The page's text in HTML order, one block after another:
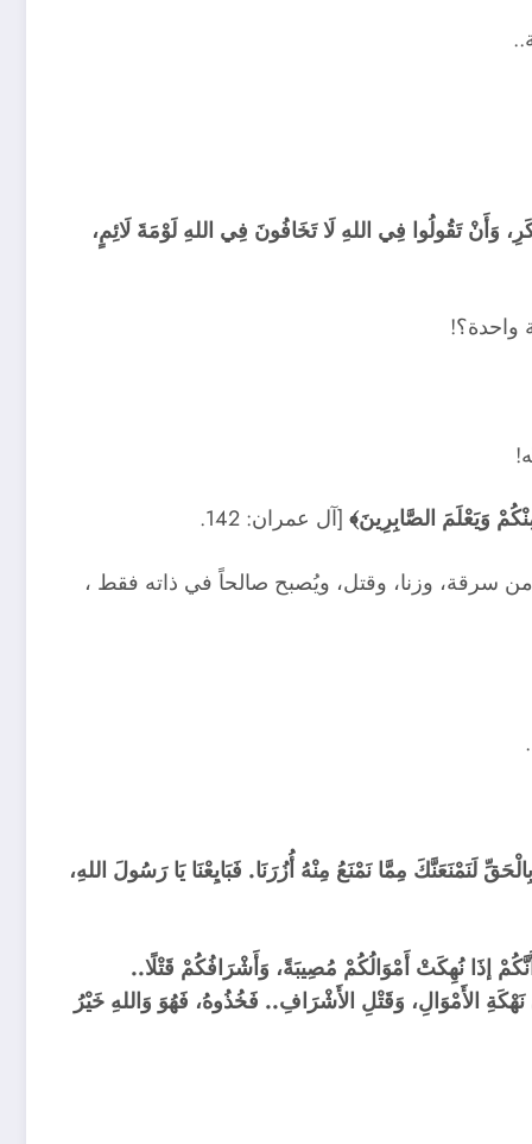
تَقُولُوا فِي اللهِ لَا تَخَافُونَ فِي اللهِ لَوْمَةَ لَائِمٍ،
واحدة؟!
وَيَعْلَمَ الصَّابِرِينَ﴾ [آل عمران: 142.
من سرقة، وزنا، وقتل، ويُصبح صالحاً في ذاته فقط ،
لَنَمْنَعَنَّكَ مِمَّا نَمْنَعُ مِنْهُ أُزُرَنَا. فَبَايِعْنَا يَا رَسُولَ اللهِ،
إذَا نُهِكَتْ أَمْوَالُكُمْ مُصِيبَةً، وَأَشْرَافُكُمْ قَتْلًا..
الأَمْوَالِ، وَقَتْلِ الأَشْرَافِ.. فَخُذُوهُ، فَهُوَ وَاللهِ خَيْرُ